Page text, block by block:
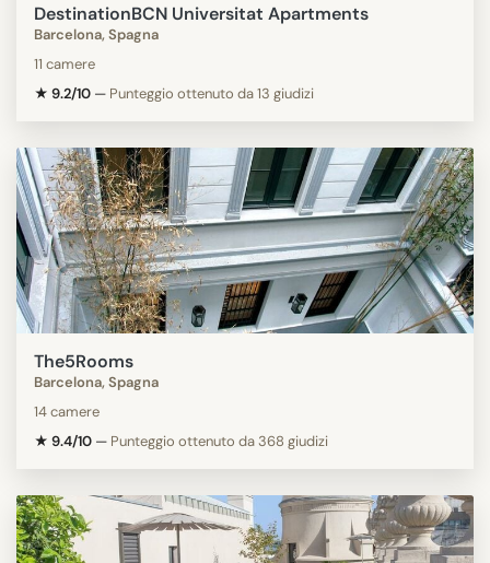
DestinationBCN Universitat Apartments
Barcelona, Spagna
11 camere
★ 9.2/10 — Punteggio ottenuto da 13 giudizi
The5Rooms
Barcelona, Spagna
14 camere
★ 9.4/10 — Punteggio ottenuto da 368 giudizi